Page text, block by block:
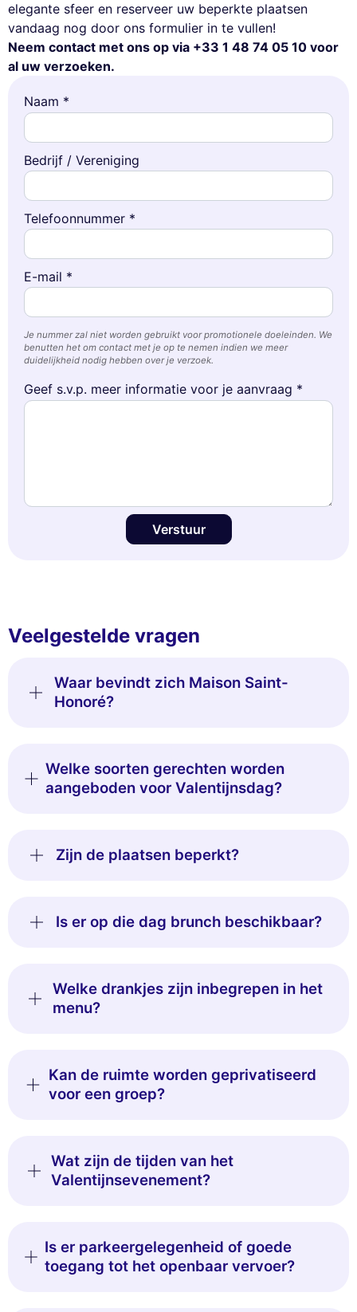
Deze website gebruikt
cookies
Wij gebruiken cookies en uw persoonlijke gegevens om uw browse-
ervaring te verbeteren, ons bereik te meten en de advertenties die u
worden getoond te personaliseren. U kunt uw voorkeuren op elk
Dit is ok voor mik
elegante sfeer en reserveer uw beperkte plaatsen
vandaag nog door ons formulier in te vullen!
Neem contact met ons op via +33 1 48 74 05 10 voor
al uw verzoeken.
Naam *
Bedrijf / Vereniging
Telefoonnummer *
E-mail *
Je nummer zal niet worden gebruikt voor promotionele doeleinden. We
benutten het om contact met je op te nemen indien we meer
duidelijkheid nodig hebben over je verzoek.
Geef s.v.p. meer informatie voor je aanvraag *
Verstuur
Veelgestelde vragen
Waar bevindt zich Maison Saint-
Honoré?
Welke soorten gerechten worden
aangeboden voor Valentijnsdag?
Zijn de plaatsen beperkt?
Is er op die dag brunch beschikbaar?
Welke drankjes zijn inbegrepen in het
menu?
Kan de ruimte worden geprivatiseerd
voor een groep?
Wat zijn de tijden van het
Valentijnsevenement?
Is er parkeergelegenheid of goede
toegang tot het openbaar vervoer?